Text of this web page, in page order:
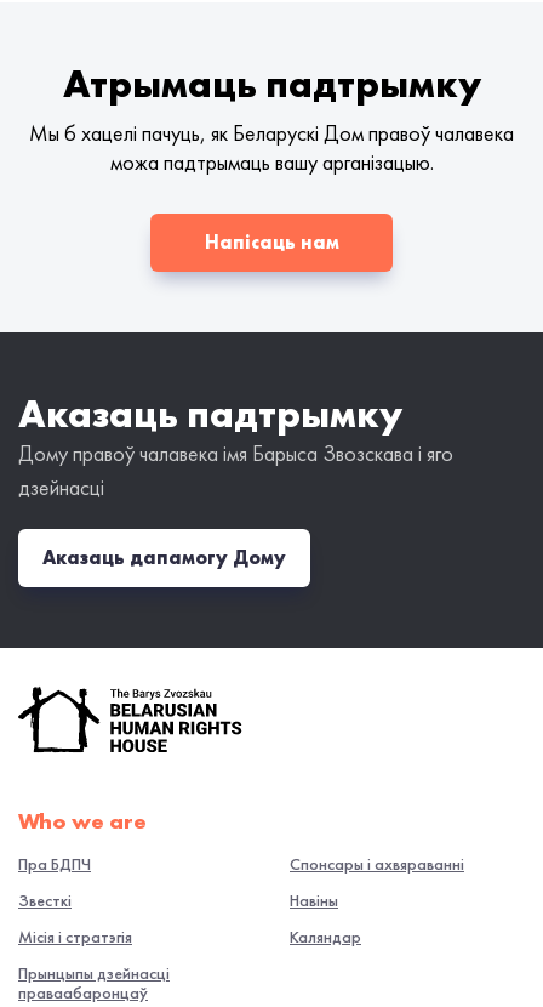
Атрымаць падтрымку
Мы б хацелі пачуць, як Беларускі Дом правоў чалавека
можа падтрымаць вашу арганізацыю.
Напісаць нам
Аказаць падтрымку
Дому правоў чалавека імя Барыса Звозскава і яго
дзейнасці
Аказаць дапамогу Дому
Who we are
Пра БДПЧ
Звесткі
Місія і стратэгія
Прынцыпы дзейнасці
праваабаронцаў
Спонсары і ахвяраванні
Навiны
Каляндар